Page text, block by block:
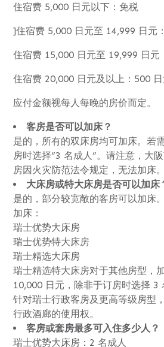
住宿费 5,000 日元以下：免税
]住宿费 5,000 日元至 14,999 日元
住宿费 15,000 日元至 19,999 日元
住宿费 20,000 日元及以上：500
应付金额视每人每晚的房价而定。
客房是否可以加床？
是的，所有的双床房均可加床。若
房时选择“3 名成人”。请注意，大
房因火灾防范法令规定，无法加床。
大床房或特大床房是否可以加床
是的，部分较宽敞的客房可以加床
加床：
瑞士优势大床房
瑞士优势特大床房
瑞士精选大床房
瑞士精选特大床房对于其他房型，
10,000 日元，除非于订房时选择 3
针对瑞士行政客房及更高等级房型
行政酒廊的使用权。
客房或套房最多可入住多少人？
瑞士优势大床房：2 名成人